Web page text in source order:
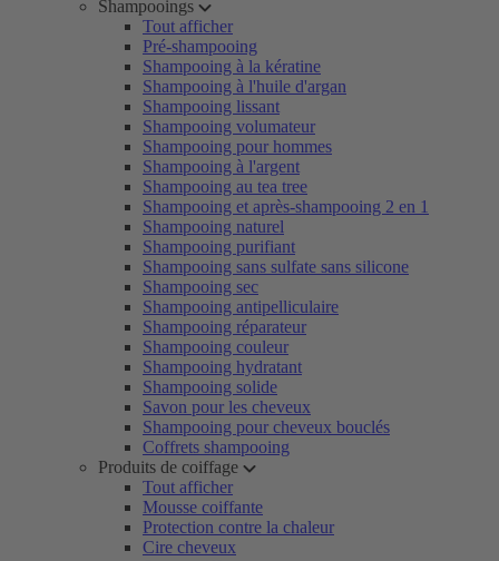
Shampooings
Tout afficher
Pré-shampooing
Shampooing à la kératine
Shampooing à l'huile d'argan
Shampooing lissant
Shampooing volumateur
Shampooing pour hommes
Shampooing à l'argent
Shampooing au tea tree
Shampooing et après-shampooing 2 en 1
Shampooing naturel
Shampooing purifiant
Shampooing sans sulfate sans silicone
Shampooing sec
Shampooing antipelliculaire
Shampooing réparateur
Shampooing couleur
Shampooing hydratant
Shampooing solide
Savon pour les cheveux
Shampooing pour cheveux bouclés
Coffrets shampooing
Produits de coiffage
Tout afficher
Mousse coiffante
Protection contre la chaleur
Cire cheveux